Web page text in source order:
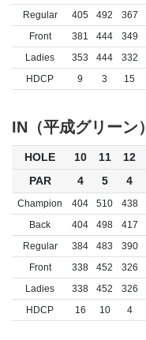
Regular
405 492 367
Front
381 444 349
Ladies
353 444 332
HDCP
9 3 15
IN（平成グリーン）
HOLE 10 11 12
PAR
4 5 4
Champion 404 510 438
Back
404 498 417
Regular
384 483 390
Front
338 452 326
Ladies
338 452 326
HDCP
16 10 4